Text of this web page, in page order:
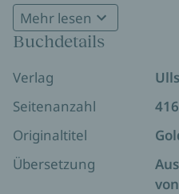
zweijähriges Mädchen
legt, ändert sich für sie
Model, will des Kindes
wagen, ihr Freund Ray,
unterstützt sie trotz
als sie in den Weiten der
sektenartige Kommune
Anführer stoßen, wird
von der erbarmungslos
ausgeht. Die gleißende
Mehr lesen
Buchdetails
Verlag
Seitenanzahl
Originaltitel
Übersetzung
von